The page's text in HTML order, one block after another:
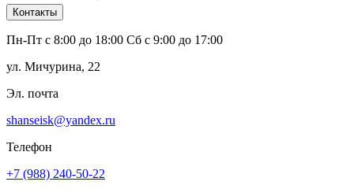
Контакты
Пн-Пт с 8:00 до 18:00 Сб с 9:00 до 17:00
ул. Мичурина, 22
Эл. почта
shanseisk@yandex.ru
Телефон
+7 (988) 240-50-22